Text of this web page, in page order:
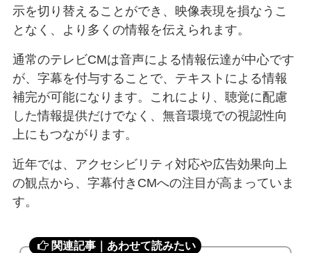
示を切り替えることができ、映像表現を損なうこ
となく、より多くの情報を伝えられます。
通常のテレビCMは音声による情報伝達が中心です
が、字幕を付与することで、テキストによる情報
補完が可能になります。これにより、聴覚に配慮
した情報提供だけでなく、無音環境での視認性向
上にもつながります。
近年では、アクセシビリティ対応や広告効果向上
の観点から、字幕付きCMへの注目が高まっていま
す。
関連記事｜あわせて読みたい